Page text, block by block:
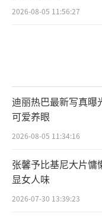
第七季在主
乐，将金融元
员们的策略规
璀璨宫殿，以精
观众进入一个
节目中依然保
木头人”“饭局
场面，充满趣
2026-08-05 11:56:27
迪丽热巴最新写真曝
可爱养眼
2026-08-05 11:34:16
张馨予比基尼大片慵
显女人味
2026-07-30 13:39:23